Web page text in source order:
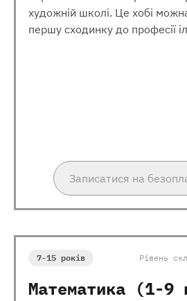
художній школі. Це хобі
першу сходинку до професії
Записатися на
7-15 років Рівень
Математика (1-9